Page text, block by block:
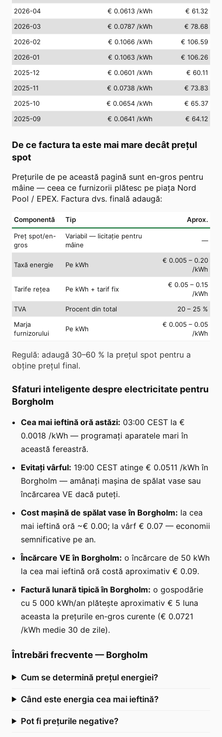
2026-04
€ 0.0613 /kWh
€ 61.32
2026-03
€ 0.0787 /kWh
€ 78.68
2026-02
€ 0.1066 /kWh
€ 106.59
2026-01
€ 0.1063 /kWh
€ 106.26
2025-12
€ 0.0601 /kWh
€ 60.11
2025-11
€ 0.0738 /kWh
€ 73.83
2025-10
€ 0.0654 /kWh
€ 65.37
2025-09
€ 0.0641 /kWh € 64.12
De ce factura ta este mai mare decât prețul
spot
Prețurile de pe această pagină sunt en-gros pentru
mâine — ceea ce furnizorii plătesc pe piața Nord
Pool / EPEX. Factura dvs. finală adaugă:
Componentă Tip Aprox.
Preț spot/en-
gros
Variabil — licitație pentru
mâine
—
Taxă energie Pe kWh
€ 0.005 – 0.20
/kWh
Tarife rețea Pe kWh + tarif fix
€ 0.05 – 0.15
/kWh
TVA
Procent din total
20 – 25 %
Marja
furnizorului
Pe kWh
€ 0.005 – 0.05
/kWh
Regulă: adaugă 30–60 % la prețul spot pentru a
obține prețul final.
Sfaturi inteligente despre electricitate pentru
Borgholm
Cea mai ieftină oră astăzi: 03:00 CEST la €
0.0018 /kWh — programați aparatele mari în
această fereastră.
Evitați vârful: 19:00 CEST atinge € 0.0511 /kWh în
Borgholm — amânați mașina de spălat vase sau
încărcarea VE dacă puteți.
Cost mașină de spălat vase în Borgholm: la cea
mai ieftină oră ~€ 0.00; la vârf € 0.07 — economii
semnificative pe an.
Încărcare VE în Borgholm: o încărcare de 50 kWh
la cea mai ieftină oră costă aproximativ € 0.09.
Factură lunară tipică în Borgholm: o gospodărie
cu 5 000 kWh/an plătește aproximativ € 5 luna
aceasta la prețurile en-gros curente (€ 0.0721
/kWh medie 30 de zile).
Întrebări frecvente — Borgholm
Cum se determină prețul energiei?
Când este energia cea mai ieftină?
Pot fi prețurile negative?